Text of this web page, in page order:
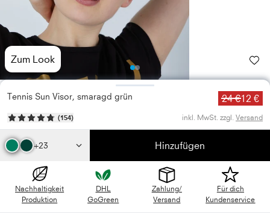
Zum Look
Photo
1
Photo
Tennis Sun Visor, smaragd grün 24 €12 €
(154) inkl. MwSt. zzgl. Versand
+23 Hinzufügen
Nachhaltigkeit
Produktion
DHL
GoGreen
Zahlung/
Versand
Für dich
Kundenservice